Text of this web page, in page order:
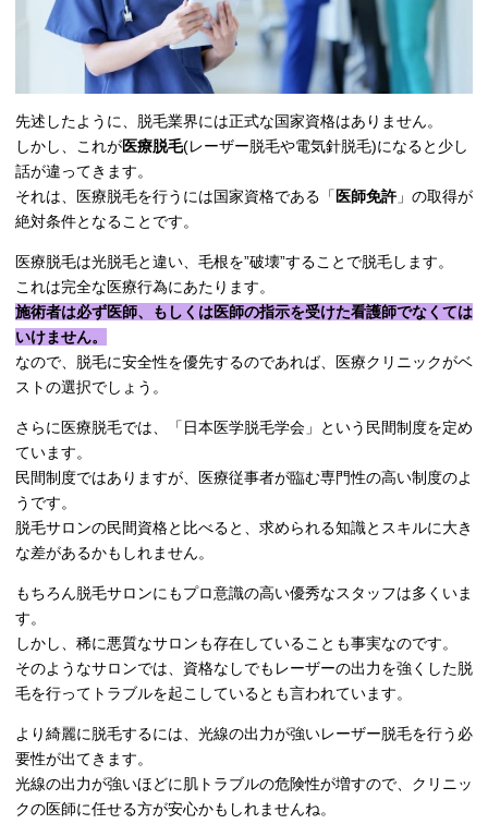
先述したように、脱毛業界には正式な国家資格はありません。
しかし、これが医療脱毛(レーザー脱毛や電気針脱毛)になると少し
話が違ってきます。
それは、医療脱毛を行うには国家資格である「 医師免許 」の取得が
絶対条件となることです。
医療脱毛は光脱毛と違い、毛根を”破壊”することで脱毛します。
これは完全な医療行為にあたります。
施術者は必ず医師、もしくは医師の指示を受けた看護師でなくては
いけません。
なので、脱毛に安全性を優先するのであれば、医療クリニックがベ
ストの選択でしょう。
さらに医療脱毛では、「日本医学脱毛学会」という民間制度を定め
ています。
民間制度ではありますが、医療従事者が臨む専門性の高い制度のよ
うです。
脱毛サロンの民間資格と比べると、求められる知識とスキルに大き
な差があるかもしれません。
もちろん脱毛サロンにもプロ意識の高い優秀なスタッフは多くいま
す。
しかし、稀に悪質なサロンも存在していることも事実なのです。
そのようなサロンでは、資格なしでもレーザーの出力を強くした脱
毛を行ってトラブルを起こしているとも言われています。
より綺麗に脱毛するには、光線の出力が強いレーザー脱毛を行う必
要性が出てきます。
光線の出力が強いほどに肌トラブルの危険性が増すので、クリニッ
クの医師に任せる方が安心かもしれませんね。